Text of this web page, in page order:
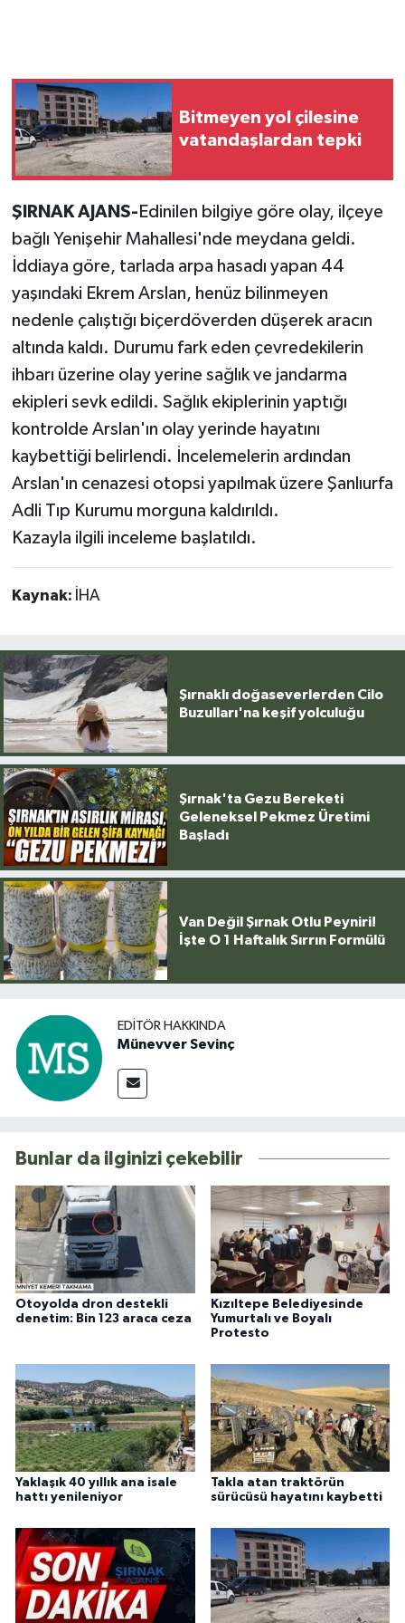
Bitmeyen yol çilesine
vatandaşlardan tepki
ŞIRNAK AJANS- Edinilen bilgiye göre olay, ilçeye
bağlı Yenişehir Mahallesi'nde meydana geldi.
İddiaya göre, tarlada arpa hasadı yapan 44
yaşındaki Ekrem Arslan, henüz bilinmeyen
nedenle çalıştığı biçerdöverden düşerek aracın
altında kaldı. Durumu fark eden çevredekilerin
ihbarı üzerine olay yerine sağlık ve jandarma
ekipleri sevk edildi. Sağlık ekiplerinin yaptığı
kontrolde Arslan'ın olay yerinde hayatını
kaybettiği belirlendi. İncelemelerin ardından
Arslan'ın cenazesi otopsi yapılmak üzere Şanlıurfa
Adli Tıp Kurumu morguna kaldırıldı.
Kazayla ilgili inceleme başlatıldı.
Kaynak: İHA
Şırnaklı doğaseverlerden Cilo
Buzulları'na keşif yolculuğu
Şırnak'ta Gezu Bereketi
Geleneksel Pekmez Üretimi
Başladı
Van Değil Şırnak Otlu Peyniri!
İşte O 1 Haftalık Sırrın Formülü
EDITÖR HAKKINDA
Münevver Sevinç
Bunlar da ilginizi çekebilir
Otoyolda dron destekli
denetim: Bin 123 araca ceza
Kızıltepe Belediyesinde
Yumurtalı ve Boyalı
Protesto
Yaklaşık 40 yıllık ana isale
hattı yenileniyor
Takla atan traktörün
sürücüsü hayatını kaybetti